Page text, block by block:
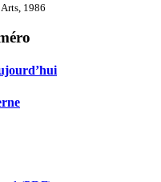
1986